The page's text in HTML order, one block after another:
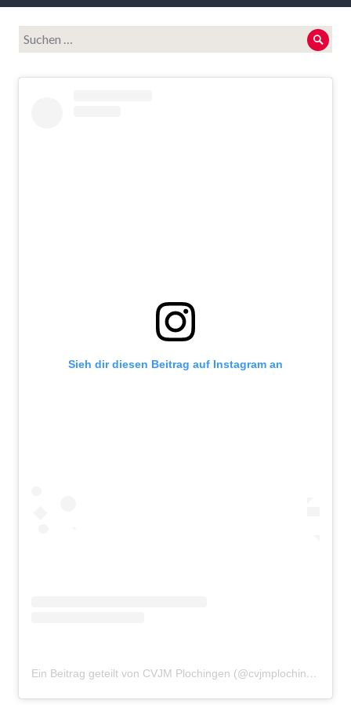
Suche
nach:
Sieh dir diesen Beitrag auf Instagram an
Ein Beitrag geteilt von CVJM Plochingen (@cvjmplochingen)